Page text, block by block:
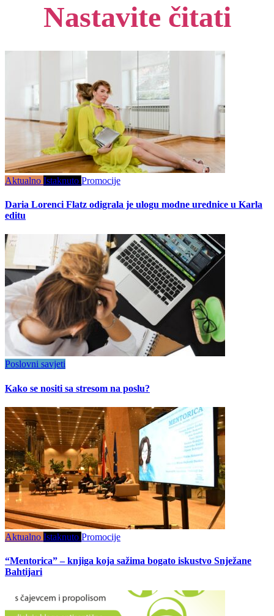
Nastavite čitati
Aktualno Istaknuto Promocije
Daria Lorenci Flatz odigrala je ulogu modne urednice u Karla
editu
Poslovni savjeti
Kako se nositi sa stresom na poslu?
Aktualno Istaknuto Promocije
“Mentorica” – knjiga koja sažima bogato iskustvo Snježane
Bahtijari